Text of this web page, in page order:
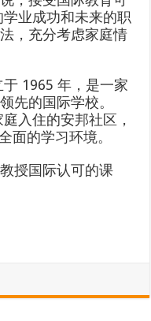
业成功和未来的职
，充分考虑家庭情
于 1965 年，是一家
先的国际学校。
入住的安邦社区，
面的学习环境。
授国际认可的课